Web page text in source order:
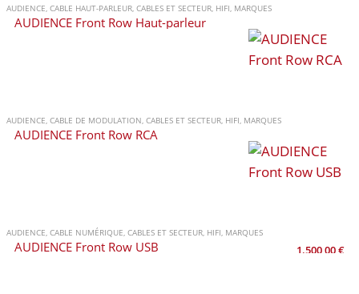
AUDIENCE CABLE HAUT-PARLEUR CABLES ET SECTEUR HIFI MARQUES
AUDIENCE Front Row Haut-parleur
AUDIENCE CABLE DE MODULATION CABLES ET SECTEUR HIFI MARQUES
AUDIENCE Front Row RCA
AUDIENCE CABLE NUMÉRIQUE CABLES ET SECTEUR HIFI MARQUES
AUDIENCE Front Row USB 1.500,00€